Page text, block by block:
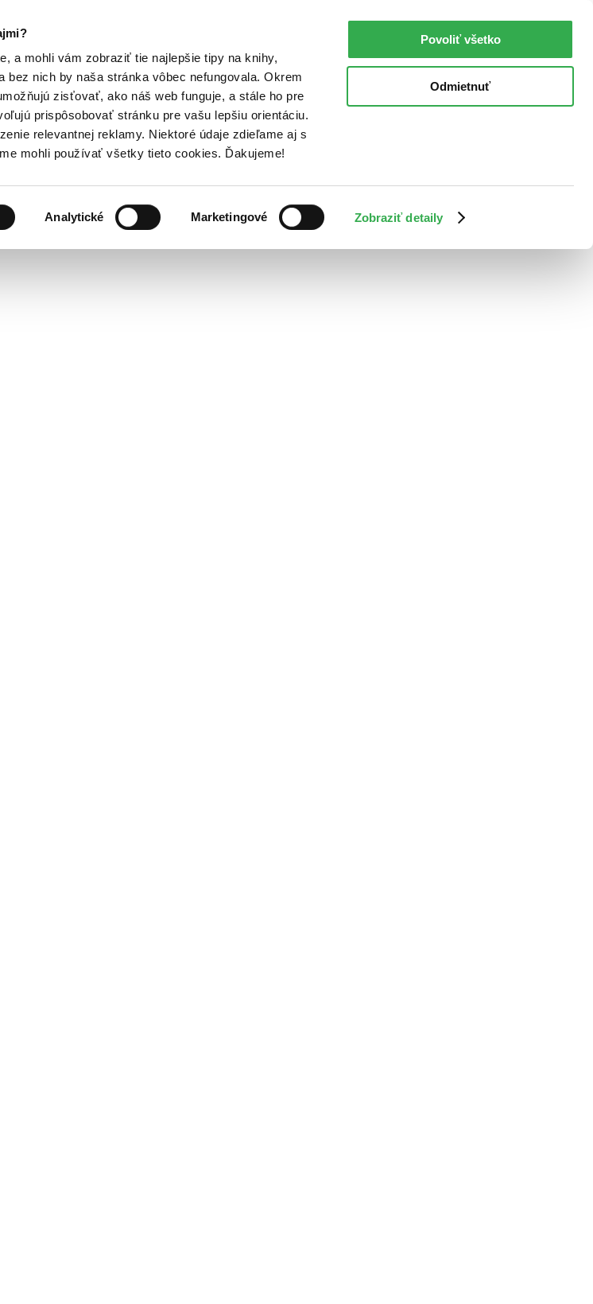
a mohli vám zobraziť tie najlepšie tipy na knihy,
nich by naša stránka vôbec nefungovala. Okrem
zisťovať, ako náš web funguje, a stále ho pre
prispôsobovať stránku pre vašu lepšiu orientáciu.
relevantnej reklamy. Niektoré údaje zdieľame aj s
mohli používať všetky tieto cookies. Ďakujeme!
Analytické Marketingové Zobraziť detaily
Povoliť všetko
Odmietnuť